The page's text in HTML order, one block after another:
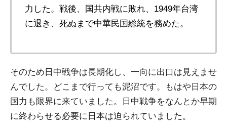
力した。戦後、国共内戦に敗れ、1949年台湾
に退き、死ぬまで中華民国総統を務めた。
そのため日中戦争は長期化し、一向に出口は見えませ
んでした。どこまで行っても泥沼です。もはや日本の
国力も限界に来ていました。日中戦争をなんとか早期
に終わらせる必要に日本は迫られていました。